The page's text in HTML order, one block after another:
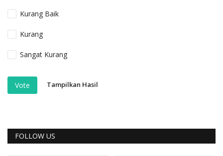
Kurang Baik
Kurang
Sangat Kurang
Vote Tampilkan Hasil
FOLLOW US